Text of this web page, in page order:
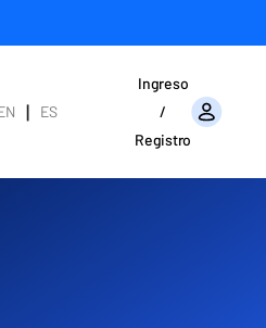
|
ES
Ingreso
/
Registro